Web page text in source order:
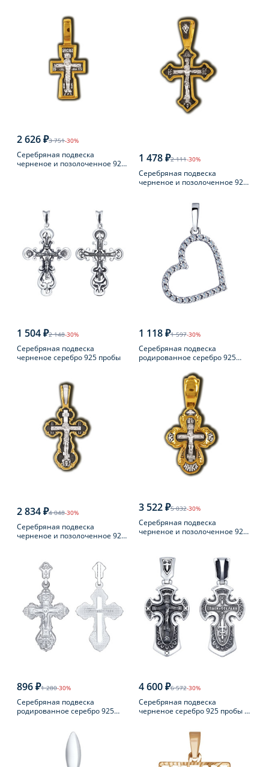
2 626 ₽3 751-30%
Серебряная подвеска
черненое и позолоченное 925
1 478 ₽2 111-30%
Серебряная подвеска
черненое и позолоченное 925
1 504 ₽2 148-30%
Серебряная подвеска
черненое серебро 925 пробы
1 118 ₽1 597-30%
Серебряная подвеска
родированное серебро 925
2 834 ₽4 048-30%
Серебряная подвеска
черненое и позолоченное 925
3 522 ₽5 032-30%
Серебряная подвеска
черненое и позолоченное 925
896 ₽1 280-30%
Серебряная подвеска
родированное серебро 925
4 600 ₽6 572-30%
Серебряная подвеска
черненое серебро 925 пробы с